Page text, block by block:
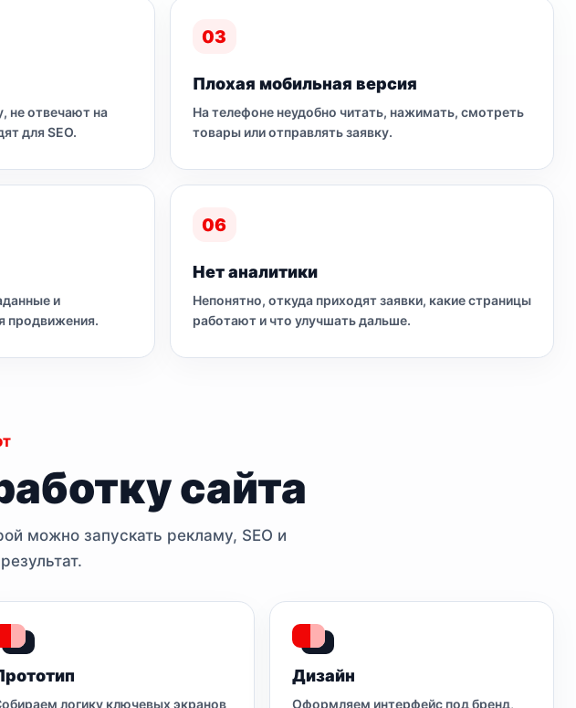
не отвечают на
для SEO.
03
Плохая мобильная версия
На телефоне неудобно читать, нажимать, смотреть
товары или отправлять заявку.
и
продвижения.
06
Нет аналитики
Непонятно, откуда приходят заявки, какие страницы
работают и что улучшать дальше.
сайта
можно запускать рекламу, SEO и
логику ключевых экранов
Дизайн
Оформляем интерфейс под бренд,